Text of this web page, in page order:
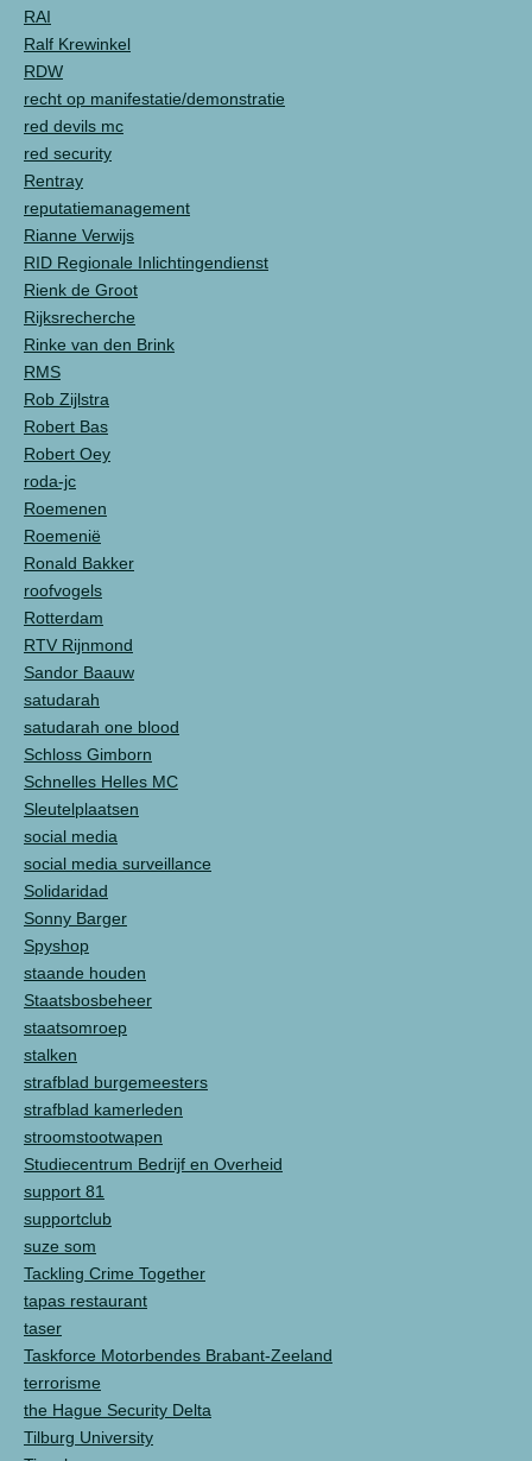
RAI
Ralf Krewinkel
RDW
recht op manifestatie/demonstratie
red devils mc
red security
Rentray
reputatiemanagement
Rianne Verwijs
RID Regionale Inlichtingendienst
Rienk de Groot
Rijksrecherche
Rinke van den Brink
RMS
Rob Zijlstra
Robert Bas
Robert Oey
roda-jc
Roemenen
Roemenië
Ronald Bakker
roofvogels
Rotterdam
RTV Rijnmond
Sandor Baauw
satudarah
satudarah one blood
Schloss Gimborn
Schnelles Helles MC
Sleutelplaatsen
social media
social media surveillance
Solidaridad
Sonny Barger
Spyshop
staande houden
Staatsbosbeheer
staatsomroep
stalken
strafblad burgemeesters
strafblad kamerleden
stroomstootwapen
Studiecentrum Bedrijf en Overheid
support 81
supportclub
suze som
Tackling Crime Together
tapas restaurant
taser
Taskforce Motorbendes Brabant-Zeeland
terrorisme
the Hague Security Delta
Tilburg University